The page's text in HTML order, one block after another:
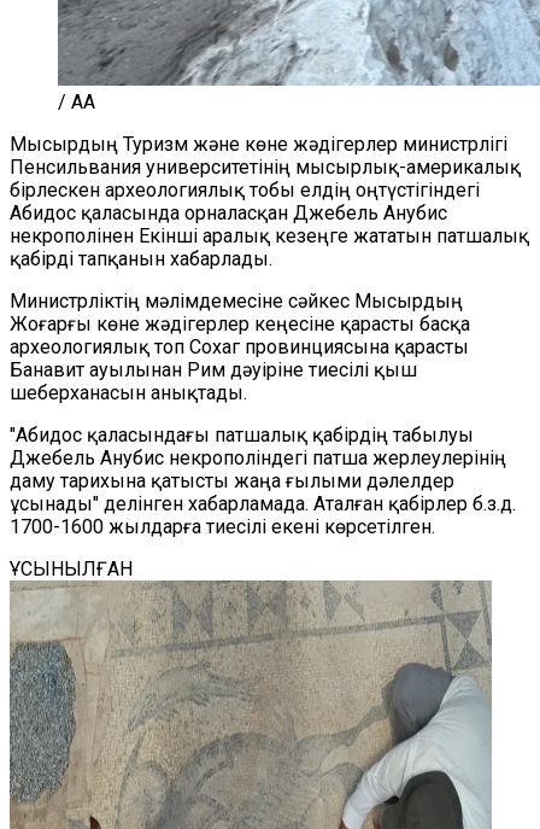
/ AA
Мысырдың Туризм және көне жәдігерлер министрлігі
Пенсильвания университетінің мысырлық-америкалық
бірлескен археологиялық тобы елдің оңтүстігіндегі
Абидос қаласында орналасқан Джебель Анубис
некрополінен Екінші аралық кезеңге жататын патшалық
қабірді тапқанын хабарлады.
Министрліктің мәлімдемесіне сәйкес Мысырдың
Жоғарғы көне жәдігерлер кеңесіне қарасты басқа
археологиялық топ Сохаг провинциясына қарасты
Банавит ауылынан Рим дәуіріне тиесілі қыш
шеберханасын анықтады.
"Абидос қаласындағы патшалық қабірдің табылуы
Джебель Анубис некрополіндегі патша жерлеулерінің
даму тарихына қатысты жаңа ғылыми дәлелдер
ұсынады" делінген хабарламада. Аталған қабірлер б.з.д.
1700-1600 жылдарға тиесілі екені көрсетілген.
ҰСЫНЫЛҒАН